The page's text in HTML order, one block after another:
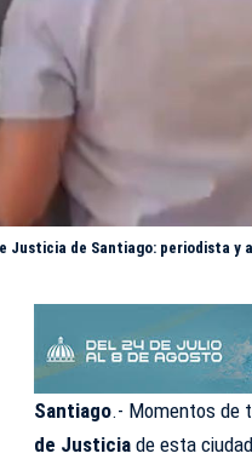
Justicia de Santiago: periodista
Santiago.- Momentos de
de Justicia de esta